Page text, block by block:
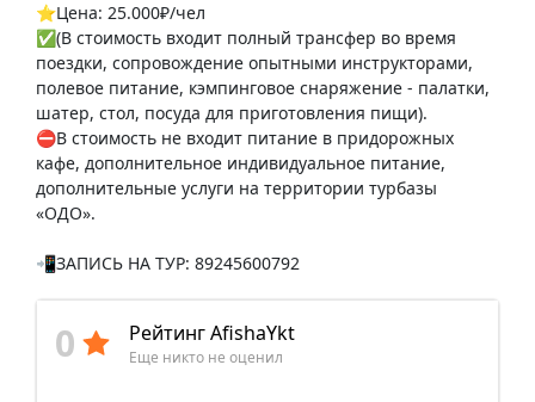
⭐️Цена: 25.000₽/чел
✅(В стоимость входит полный трансфер во время
поездки, сопровождение опытными инструкторами,
полевое питание, кэмпинговое снаряжение - палатки,
шатер, стол, посуда для приготовления пищи).
⛔️В стоимость не входит питание в придорожных
кафе, дополнительное индивидуальное питание,
дополнительные услуги на территории турбазы
«ОДО».
📲ЗАПИСЬ НА ТУР: 89245600792
0 Рейтинг AfishaYkt
Еще никто не оценил